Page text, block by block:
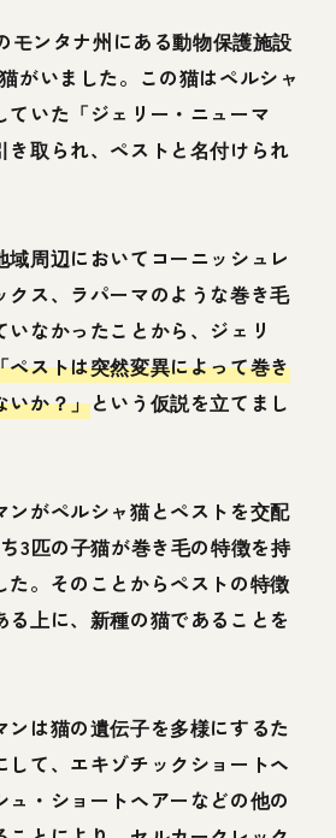
モンタナ州にある動物保護施設
がいました。この猫はペルシャ
ていた「ジェリー・ニューマ
き取られ、ペストと名付けられ
域周辺においてコーニッシュレ
クス、ラパーマのような巻き毛
なかったことから、ジェリ
ペストは突然変異によって巻き
いか？」という仮説を立てまし
ンがペルシャ猫とペストを交配
3匹の子猫が巻き毛の特徴を持
た。そのことからペストの特徴
る上に、新種の猫であることを
ンは猫の遺伝子を多様にするた
して、エキゾチックショートヘ
ュ・ショートヘアーなどの他の